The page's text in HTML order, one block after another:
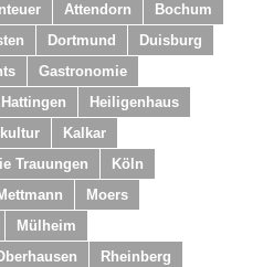
Attendorn
Bochum
Dortmund
Duisburg
Gastronomie
Hattingen
Heiligenhaus
Kalkar
Trauungen
Köln
Moers
Mülheim
Rheinberg